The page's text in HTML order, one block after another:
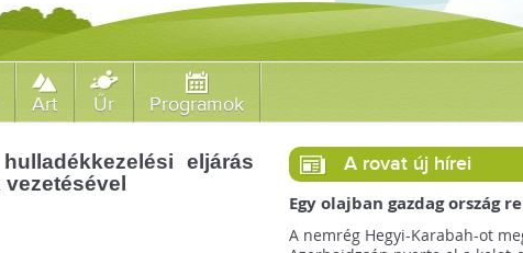
Art Űr Programok
eljárás
A rovat új hírei
Egy olajban gazdag ország
jövőre a COP29 klímacsúcsot
A nemrég Hegyi-Karabah-ot